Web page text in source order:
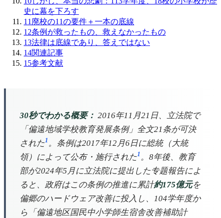
史に幕を下ろす
11 廃校の11の要件＋一本の底線
12条例が救ったもの、救えなかったもの
13法律は底線であり、答えではない
14関連記事
15参考文献
30秒でわかる概要： 2016年11月21日、立法院で
「偏遠地域学校教育発展条例」全文21条が可決
された1 。条例は2017年12月6日に総統（大統
領）によって公布・施行された1 。8年後、教育
部が2024年5月に立法院に提出した专题報告によ
ると、政府はこの条例の推進に累計約175億元を
偏郷のハードウェア改善に投入し、104学年度か
ら「偏遠地区国民中小学師生宿舎改善補助計